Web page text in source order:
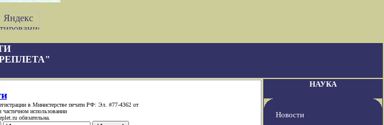
в Министерстве печати РФ: Эл. #77-4362 от
использовании
обязательна.
НАУКА
Новости